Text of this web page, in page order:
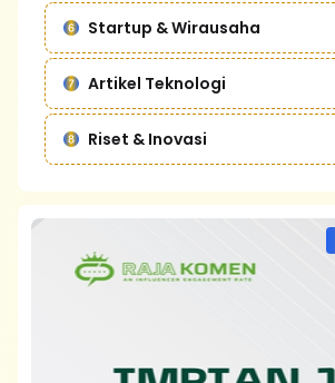
Startup & Wirausaha
Artikel Teknologi
Riset & Inovasi